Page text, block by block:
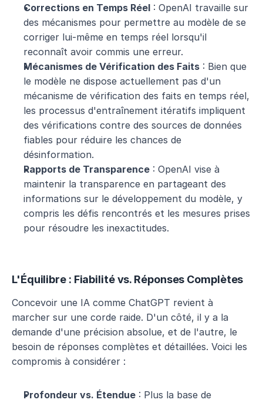
Corrections en Temps Réel : OpenAI travaille sur
des mécanismes pour permettre au modèle de se
corriger lui-même en temps réel lorsqu'il
reconnaît avoir commis une erreur.
Mécanismes de Vérification des Faits : Bien que
le modèle ne dispose actuellement pas d'un
mécanisme de vérification des faits en temps réel,
les processus d'entraînement itératifs impliquent
des vérifications contre des sources de données
fiables pour réduire les chances de
désinformation.
Rapports de Transparence : OpenAI vise à
maintenir la transparence en partageant des
informations sur le développement du modèle, y
compris les défis rencontrés et les mesures prises
pour résoudre les inexactitudes.
L'Équilibre : Fiabilité vs. Réponses Complètes
Concevoir une IA comme ChatGPT revient à
marcher sur une corde raide. D'un côté, il y a la
demande d'une précision absolue, et de l'autre, le
besoin de réponses complètes et détaillées. Voici les
compromis à considérer :
Profondeur vs. Étendue : Plus la base de